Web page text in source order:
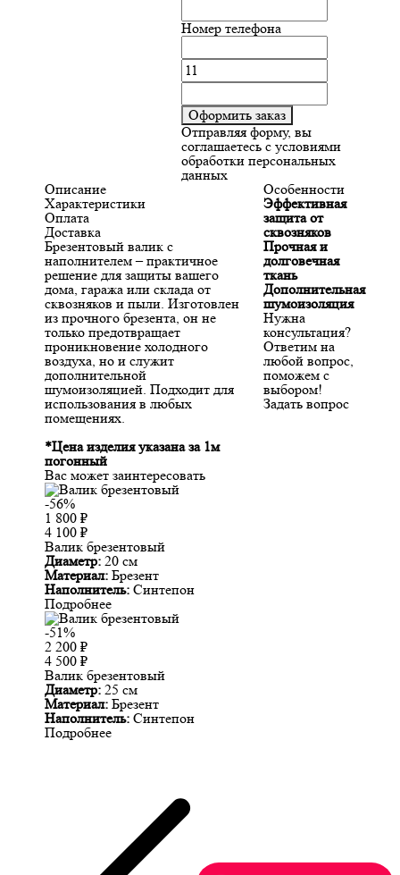
Номер телефона
Оформить заказ
Отправляя форму, вы
соглашаетесь с условиями
обработки персональных
данных
Описание
Характеристики
Оплата
Доставка
Брезентовый валик с
наполнителем – практичное
решение для защиты вашего
дома, гаража или склада от
сквозняков и пыли. Изготовлен
из прочного брезента, он не
только предотвращает
проникновение холодного
воздуха, но и служит
дополнительной
шумоизоляцией. Подходит для
использования в любых
помещениях.
*Цена изделия указана за 1м
погонный
Особенности
Эффективная
защита от
сквозняков
Прочная и
долговечная
ткань
Дополнительная
шумоизоляция
Нужна
консультация?
Ответим на
любой вопрос,
поможем с
выбором!
Задать вопрос
Вас может заинтересовать
-56%
1 800 ₽
4 100 ₽
Валик брезентовый
Диаметр: 20 см
Материал: Брезент
Наполнитель: Синтепон
Подробнее
-51%
2 200 ₽
4 500 ₽
Валик брезентовый
Диаметр: 25 см
Материал: Брезент
Наполнитель: Синтепон
Подробнее